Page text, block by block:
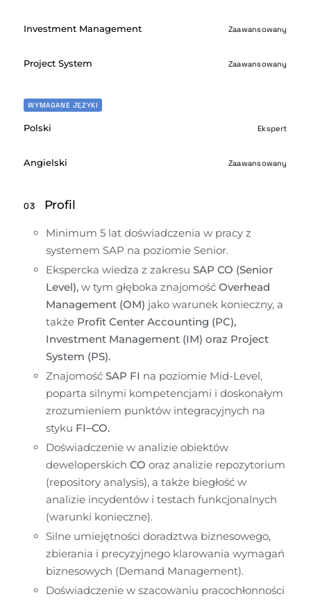
Investment Management Zaawansowany
Project System Zaawansowany
WYMAGANE JĘZYKI
Polski Ekspert
Angielski Zaawansowany
03 Profil
Minimum 5 lat doświadczenia w pracy z
systemem SAP na poziomie Senior.
Ekspercka wiedza z zakresu SAP CO (Senior
Level), w tym głęboka znajomość Overhead
Management (OM) jako warunek konieczny, a
także Profit Center Accounting (PC),
Investment Management (IM) oraz Project
System (PS).
Znajomość SAP FI na poziomie Mid-Level,
poparta silnymi kompetencjami i doskonałym
zrozumieniem punktów integracyjnych na
styku FI–CO.
Doświadczenie w analizie obiektów
deweloperskich CO oraz analizie repozytorium
(repository analysis), a także biegłość w
analizie incydentów i testach funkcjonalnych
(warunki konieczne).
Silne umiejętności doradztwa biznesowego,
zbierania i precyzyjnego klarowania wymagań
biznesowych (Demand Management).
Doświadczenie w szacowaniu pracochłonności